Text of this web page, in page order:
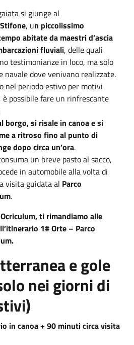
si giunge al
, un piccolissimo
abitate da maestri d’ascia
fluviali, delle quali
testimonianze in loco, ma solo
navale dove venivano realizzate.
nel periodo estivo per motivi
possibile fare un rinfrescante
borgo, si risale in canoa e si
a ritroso fino al punto di
dopo circa un’ora.
un breve pasto al sacco,
in automobile alla volta di
visita guidata al Parco
.
ti rimandiamo alle
1# Orte – Parco
e gole
nei giorni di
in canoa + 90 minuti circa visita